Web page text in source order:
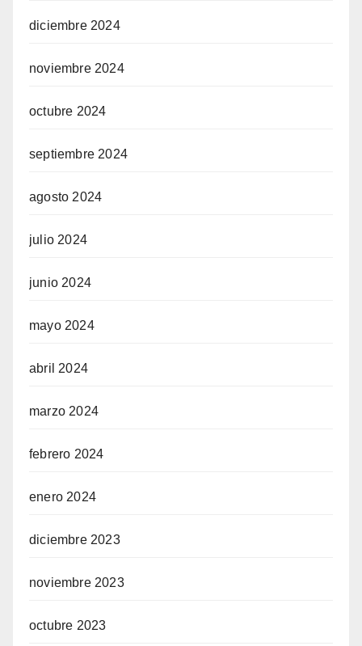
diciembre 2024
noviembre 2024
octubre 2024
septiembre 2024
agosto 2024
julio 2024
junio 2024
mayo 2024
abril 2024
marzo 2024
febrero 2024
enero 2024
diciembre 2023
noviembre 2023
octubre 2023